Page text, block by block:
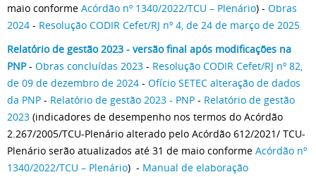
maio conforme Acórdão nº 1340/2022/TCU – Plenário) - Obras
2024 - Resolução CODIR Cefet/RJ nº 4, de 24 de março de 2025
Relatório de gestão 2023 - versão final após modificações na
PNP- Obras concluídas 2023 - Resolução CODIR Cefet/RJ nº 82,
de 09 de dezembro de 2024 - Ofício SETEC alteração de dados
da PNP - Relatório de gestão 2023 - PNP - Relatório de gestão
2023 (indicadores de desempenho nos termos do Acórdão
2.267/2005/TCU-Plenário alterado pelo Acórdão 612/2021/ TCU-
Plenário serão atualizados até 31 de maio conforme Acórdão nº
1340/2022/TCU – Plenário) - Manual de elaboração